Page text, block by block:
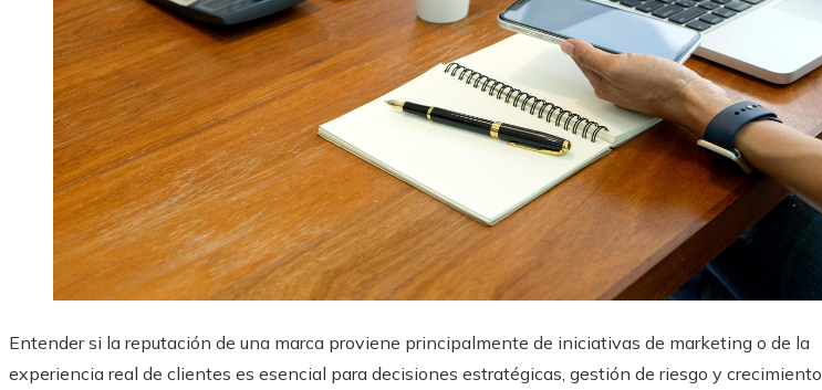
Entender si la reputación de una marca proviene principalmente de iniciativas de marketing o de la
experiencia real de clientes es esencial para decisiones estratégicas, gestión de riesgo y crecimiento